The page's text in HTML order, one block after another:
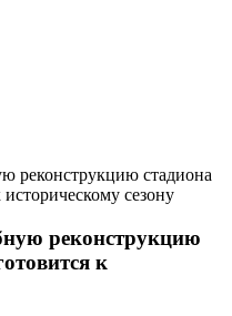
реконструкцию стадиона
сезону
реконструкцию
к